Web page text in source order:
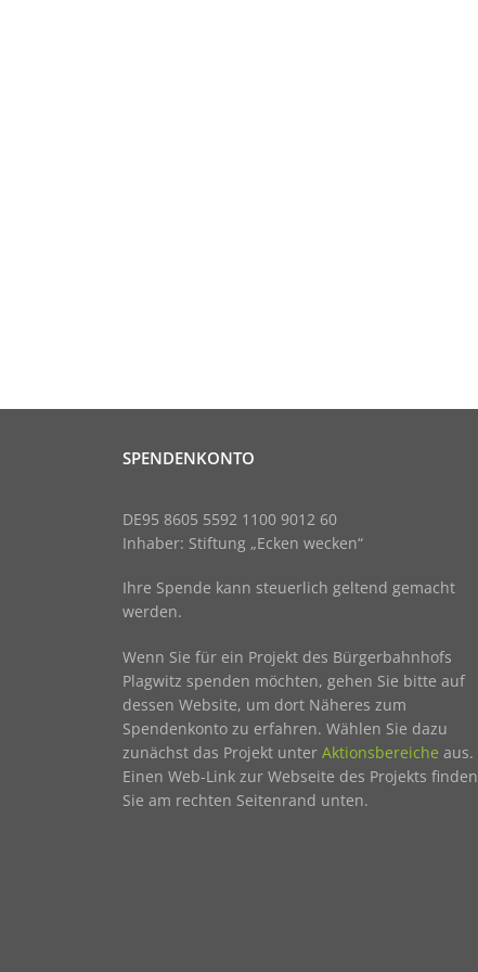
SPENDENKONTO
DE95 8605 5592 1100 9012 60
Inhaber: Stiftung „Ecken wecken“
Ihre Spende kann steuerlich geltend gemacht
werden.
Wenn Sie für ein Projekt des Bürgerbahnhofs
Plagwitz spenden möchten, gehen Sie bitte auf
dessen Website, um dort Näheres zum
Spendenkonto zu erfahren. Wählen Sie dazu
zunächst das Projekt unter Aktionsbereiche aus.
Einen Web-Link zur Webseite des Projekts finden
Sie am rechten Seitenrand unten.